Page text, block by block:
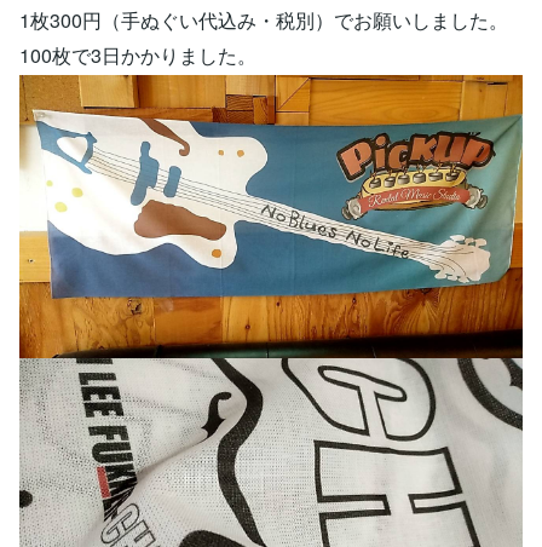
1枚300円（手ぬぐい代込み・税別）でお願いしました。
100枚で3日かかりました。